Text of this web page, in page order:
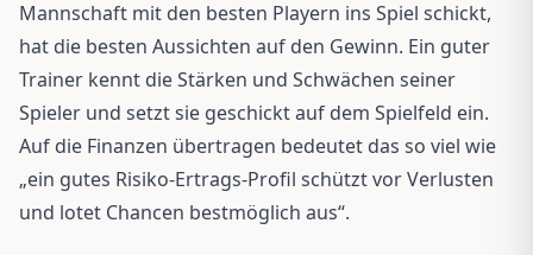
Mannschaft mit den besten Playern ins Spiel schickt,
hat die besten Aussichten auf den Gewinn. Ein guter
Trainer kennt die Stärken und Schwächen seiner
Spieler und setzt sie geschickt auf dem Spielfeld ein.
Auf die Finanzen übertragen bedeutet das so viel wie
„ein gutes Risiko-Ertrags-Profil schützt vor Verlusten
und lotet Chancen bestmöglich aus“.